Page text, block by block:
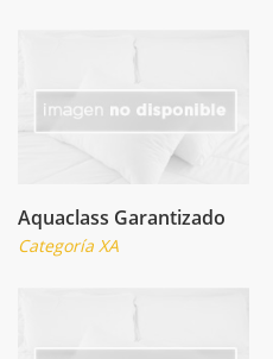
Aquaclass Garantizado
Categoría XA